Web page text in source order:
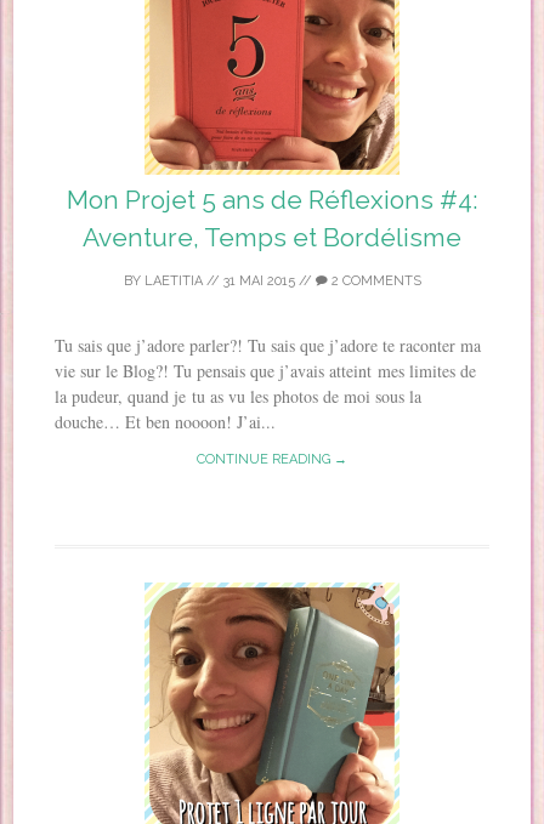
Mon Projet 5 ans de Réflexions #4:
Aventure, Temps et Bordélisme
BY LAETITIA// 31 MAI 2015// 2 COMMENTS
Tu sais que j’adore parler?! Tu sais que j’adore te raconter ma
vie sur le Blog?! Tu pensais que j’avais atteint mes limites de
la pudeur, quand je tu as vu les photos de moi sous la
douche… Et ben noooon! J’ai...
CONTINUE READING →